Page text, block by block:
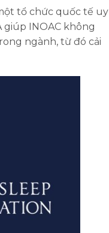
tổ chức quốc tế uy
giúp INOAC không
ngành, từ đó cải